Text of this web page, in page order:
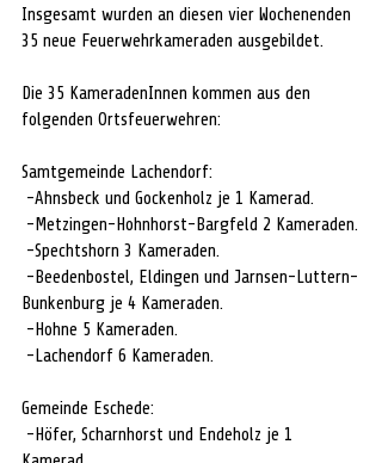
Insgesamt wurden an diesen vier Wochenenden
35 neue Feuerwehrkameraden ausgebildet.
Die 35 KameradenInnen kommen aus den
folgenden Ortsfeuerwehren:
Samtgemeinde Lachendorf:
-Ahnsbeck und Gockenholz je 1 Kamerad.
-Metzingen-Hohnhorst-Bargfeld 2 Kameraden.
-Spechtshorn 3 Kameraden.
Bunkenburg je 4 Kameraden.
-Hohne 5 Kameraden.
-Lachendorf 6 Kameraden.
Gemeinde Eschede: